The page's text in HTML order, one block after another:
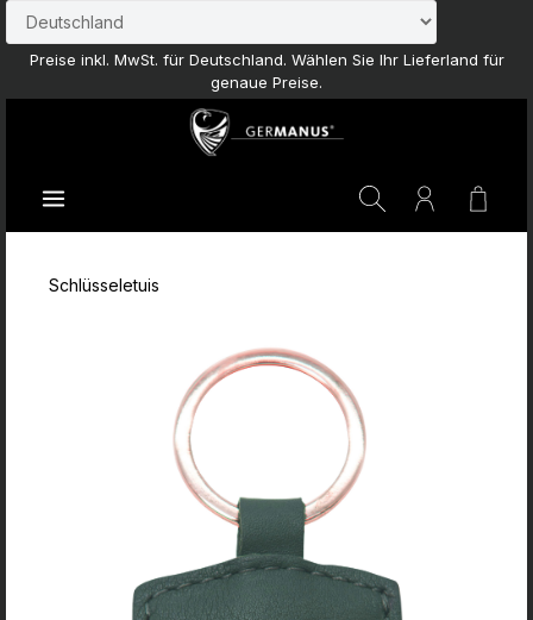
Zum Hauptinhalt springen
Preise inkl. MwSt. für Deutschland. Wählen Sie Ihr Lieferland für
genaue Preise.
Schlüsseletuis